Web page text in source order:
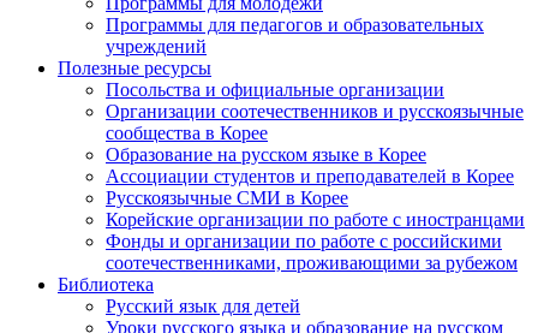
Программы для педагогов и образовательных
учреждений
Полезные ресурсы
Посольства и официальные организации
Организации соотечественников и русскоязычные
сообщества в Корее
Образование на русском языке в Корее
Ассоциации студентов и преподавателей в Корее
Русскоязычные СМИ в Корее
Корейские организации по работе с иностранцами
Фонды и организации по работе с российскими
соотечественниками, проживающими за рубежом
Библиотека
Русский язык для детей
Уроки русского языка и образование на русском